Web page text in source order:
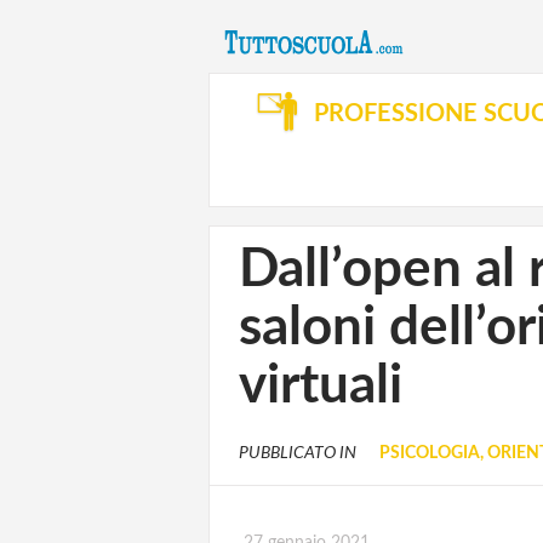
PROFESSIONE
Dall’open
saloni
virtuali
PUBBLICATO IN PSICOLOGIA,